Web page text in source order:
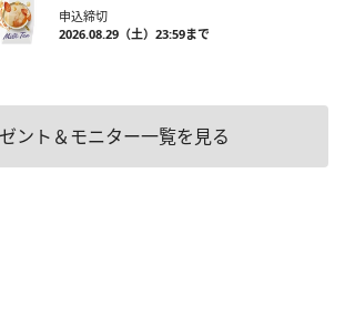
申込締切
2026.08.29（土）23:59まで
ント＆モニター一覧を見る